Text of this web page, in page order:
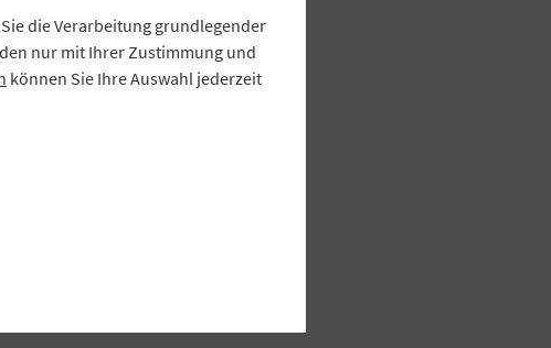
die Verarbeitung grundlegender
nur mit Ihrer Zustimmung und
können Sie Ihre Auswahl jederzeit